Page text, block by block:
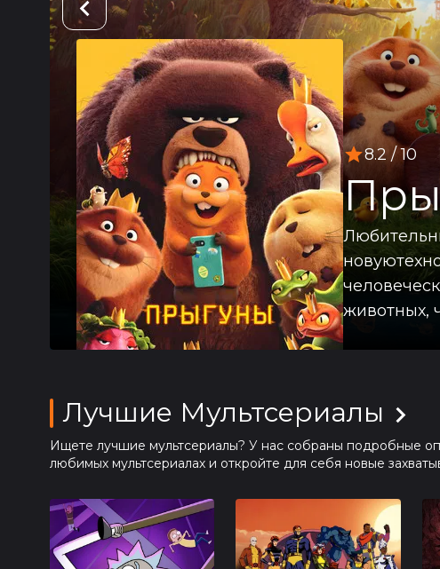
8.2/ 10
животных,
Лучшие Мультсериалы
Ищете лучшие мультсериалы? У нас собраны подробные
любимых мультсериалах и откройте для себя новые